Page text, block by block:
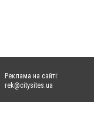
Реклама на сайті:
rek@citysites.ua